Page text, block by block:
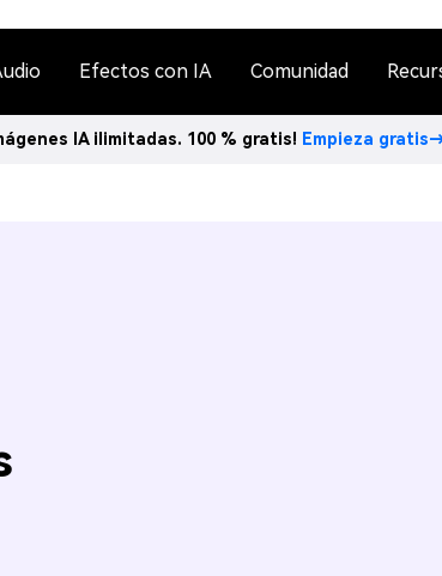
Efectos con IA Comunidad
IA ilimitadas. 100 % gratis! Empieza